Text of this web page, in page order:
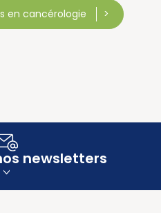
en cancérologie
newsletters